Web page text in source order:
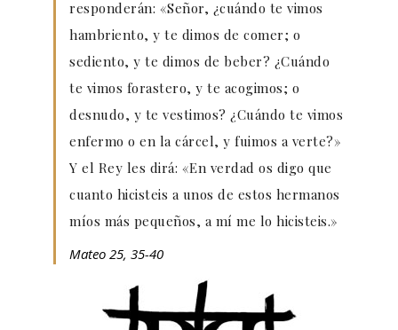
responderán: «Señor, ¿cuándo te vimos
hambriento, y te dimos de comer; o
sediento, y te dimos de beber? ¿Cuándo
te vimos forastero, y te acogimos; o
desnudo, y te vestimos? ¿Cuándo te vimos
enfermo o en la cárcel, y fuimos a verte?»
Y el Rey les dirá: «En verdad os digo que
cuanto hicisteis a unos de estos hermanos
míos más pequeños, a mí me lo hicisteis.»
Mateo 25, 35-40